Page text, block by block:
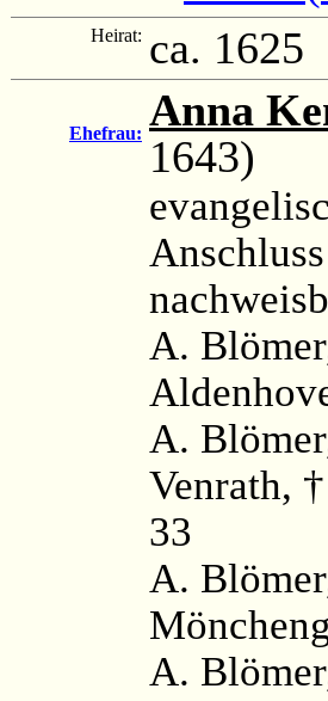
Heirat: ca. 1625
Ehefrau: Anna
1643)
A.
A.
Venrath,
33
A.
A.